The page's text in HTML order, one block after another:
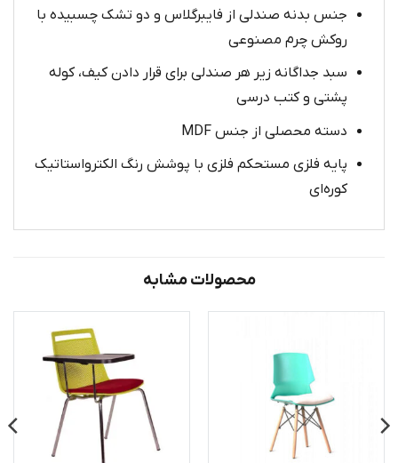
جنس بدنه صندلی از فایبرگلاس و دو تشک چسبیده با
روکش چرم مصنوعی
سبد جداگانه زیر هر صندلی برای قرار دادن کیف، کوله
پشتی و کتب درسی
دسته محصلی از جنس MDF
پایه فلزی مستحکم فلزی با پوشش رنگ الکترواستاتیک
کوره‌ای
محصولات مشابه